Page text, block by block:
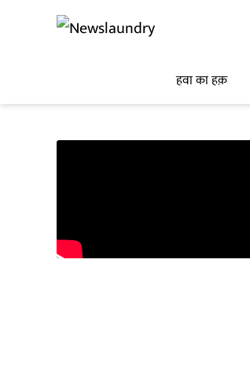
हवा का हक़